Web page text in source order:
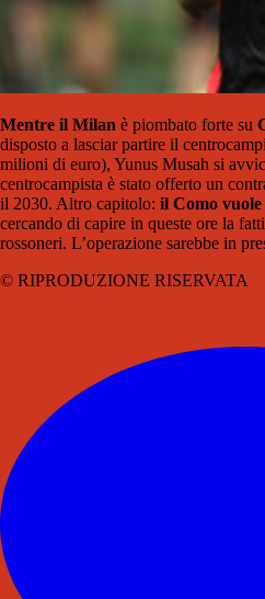
Mentre il Milan è piombato forte su
disposto a lasciar partire il
milioni di euro), Yunus Musah si
centrocampista è stato offerto un
il 2030. Altro capitolo: il Como
cercando di capire in queste ore la
rossoneri. L’operazione sarebbe in
© RIPRODUZIONE RISERVATA